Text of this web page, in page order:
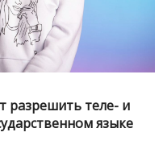
разрешить теле- и
языке